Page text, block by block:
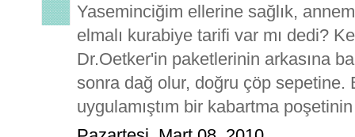
Yaseminciğim ellerine sağlık,
elmalı kurabiye tarifi var mı dedi?
Dr.Oetker'in paketlerinin arkasına
sonra dağ olur, doğru çöp
uygulamıştım bir kabartma